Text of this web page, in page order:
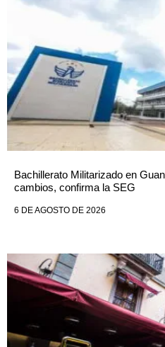
Bachillerato Militarizado en
cambios, confirma la SEG
6 DE AGOSTO DE 2026